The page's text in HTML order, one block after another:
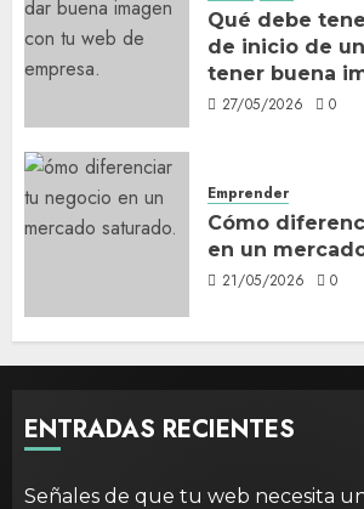
Qué debe
de inicio de
tener buena
27/05/2026 0
Emprender
Cómo
en un
21/05/2026 0
ENTRADAS RECIENTES
Señales de que tu web necesita